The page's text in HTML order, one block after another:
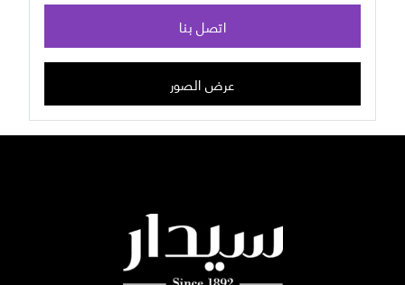
اتصل بنا
عرض الصور